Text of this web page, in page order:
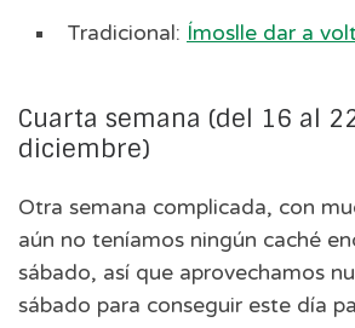
Tradicional: Ímoslle dar a
Cuarta semana (del 16 al
diciembre)
Otra semana complicada, con
aún no teníamos ningún caché
sábado, así que aprovechamos
sábado para conseguir este día